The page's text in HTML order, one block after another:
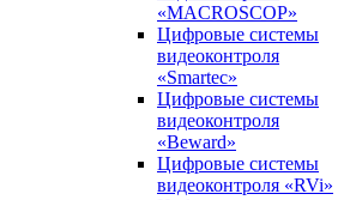
«MACROSCOP»
Цифровые системы
видеоконтроля
«Smartec»
Цифровые системы
видеоконтроля
«Beward»
Цифровые системы
видеоконтроля «RVi»